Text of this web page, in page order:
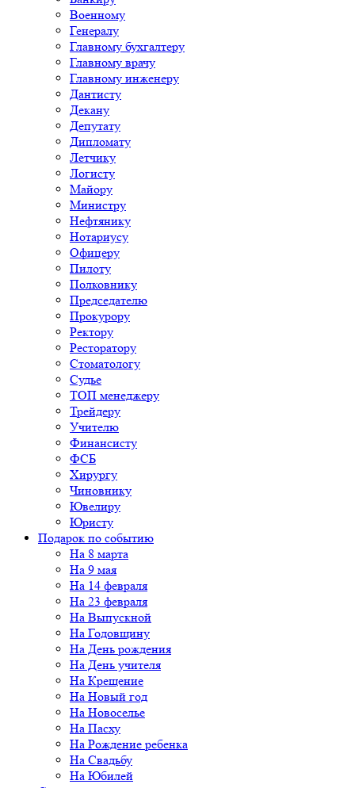
Военному
Генералу
Главному бухгалтеру
Главному врачу
Главному инженеру
Дантисту
Декану
Депутату
Дипломату
Летчику
Логисту
Майору
Министру
Нефтянику
Нотариусу
Офицеру
Пилоту
Полковнику
Председателю
Прокурору
Ректору
Ресторатору
Стоматологу
Судье
ТОП менеджеру
Трейдеру
Учителю
Финансисту
ФСБ
Хирургу
Чиновнику
Ювелиру
Юристу
Подарок по событию
На 8 марта
На 9 мая
На 14 февраля
На 23 февраля
На Выпускной
На Годовщину
На День рождения
На День учителя
На Крещение
На Новый год
На Новоселье
На Пасху
На Рождение ребенка
На Свадьбу
На Юбилей